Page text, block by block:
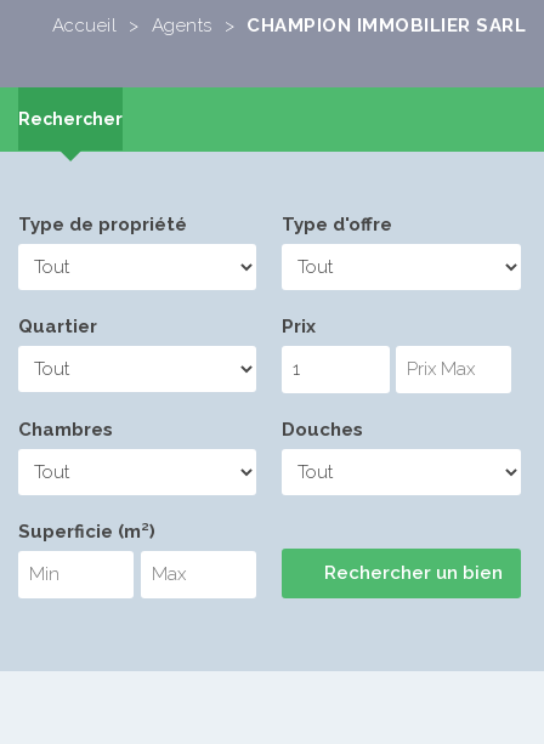
Accueil > Agents > CHAMPION IMMOBILIER SARL
Rechercher
Type de propriété Type d'offre
Quartier Prix
Chambres Douches
Superficie (m²)